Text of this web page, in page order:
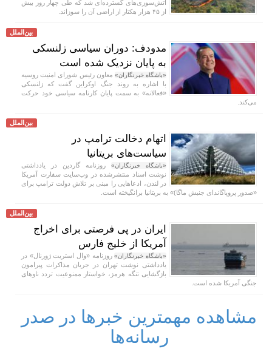
آتش‌سوزی‌های گسترده‌ای شد که طی چهار روز بیش
از ۴۵ هزار هکتار از اراضی آن را سوزاند.
بین‌الملل
مدودف: دوران سیاسی زلنسکی
به پایان نزدیک شده است
«باشگاه خبرنگاران» معاون رئیس شورای امنیت روسیه
با اشاره به روند جنگ اوکراین گفت که زلنسکی
«فعالانه» به سمت پایان کارنامه سیاسی خود حرکت
می‌کند.
بین‌الملل
اتهام دخالت ترامپ در
سیاست‌های بریتانیا
«باشگاه خبرنگاران» روزنامه گاردین در یادداشتی
نوشت اسناد منتشرشده در وب‌سایت سفارت آمریکا
در لندن، ادعا‌هایی را مبنی بر تلاش دولت ترامپ برای
«صدور پروپاگاندای جنبش ماگا)» به بریتانیا برانگیخته است.
بین‌الملل
ایران در پی فرصتی برای اخراج
آمریکا از خلیج فارس
«باشگاه خبرنگاران»روزنامه «وال استریت ژورنال» در
یادداشتی نوشت تهران در جریان مذاکرات پیرامون
بازگشایی تنگه هرمز، خواستار ممنوعیت تردد ناو‌های
جنگی آمریکا شده است.
مشاهده مهمترین خبرها در صدر
رسانه‌ها